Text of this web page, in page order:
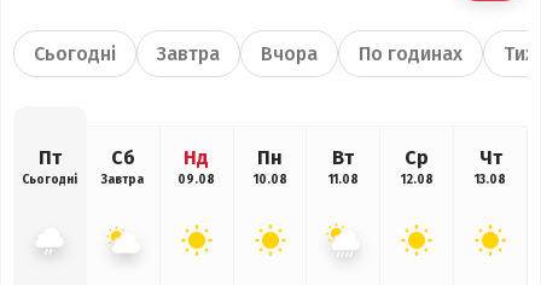
Сьогодні Завтра Вчора По годинах
Пт
Сьогодні
Сб
Завтра
Нд
09.08
Пн
10.08
Вт
11.08
Ср
12.08
Чт
13.08